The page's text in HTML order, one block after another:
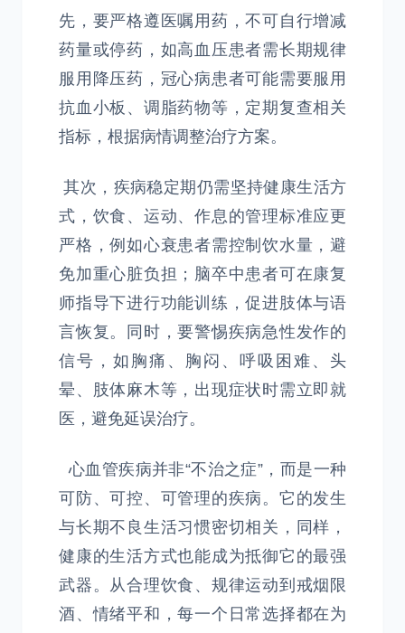
先，要严格遵医嘱用药，不可自行增减
药量或停药，如高血压患者需长期规律
服用降压药，冠心病患者可能需要服用
抗血小板、调脂药物等，定期复查相关
指标，根据病情调整治疗方案。
其次，疾病稳定期仍需坚持健康生活方
式，饮食、运动、作息的管理标准应更
严格，例如心衰患者需控制饮水量，避
免加重心脏负担；脑卒中患者可在康复
师指导下进行功能训练，促进肢体与语
言恢复。同时，要警惕疾病急性发作的
信号，如胸痛、胸闷、呼吸困难、头
晕、肢体麻木等，出现症状时需立即就
医，避免延误治疗。
心血管疾病并非“不治之症”，而是一种
可防、可控、可管理的疾病。它的发生
与长期不良生活习惯密切相关，同样，
健康的生活方式也能成为抵御它的最强
武器。从合理饮食、规律运动到戒烟限
酒、情绪平和，每一个日常选择都在为